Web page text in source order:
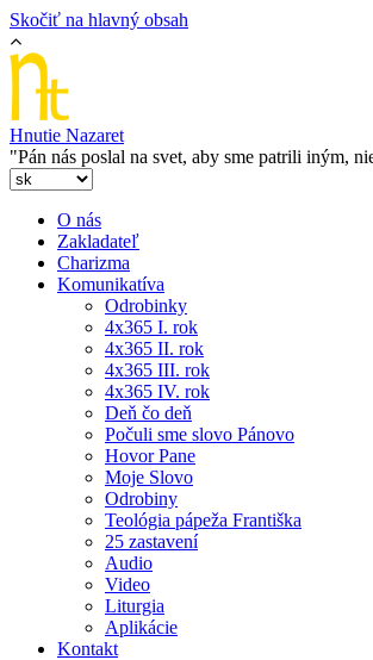
Skočiť na hlavný obsah
Hnutie Nazaret
"Pán nás poslal na svet, aby sme patrili iným,
O nás
Zakladateľ
Charizma
Komunikatíva
Odrobinky
4x365 I. rok
4x365 II. rok
4x365 III. rok
4x365 IV. rok
Deň čo deň
Počuli sme slovo Pánovo
Hovor Pane
Moje Slovo
Odrobiny
Teológia pápeža Františka
25 zastavení
Audio
Video
Liturgia
Aplikácie
Kontakt